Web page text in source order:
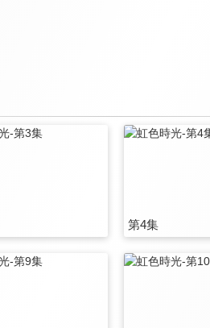
第4集